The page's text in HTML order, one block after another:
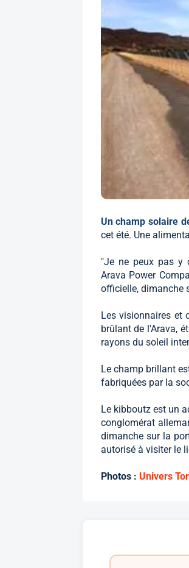
Un champ solaire
cet été. Une
"Je ne peux pas y
Arava Power
officielle, dimanche
Les visionnaires et
brûlant de l'Arava,
rayons du soleil
Le champ brillant
fabriquées par la
Le kibboutz est un
conglomérat
dimanche sur la
autorisé à visiter le
Photos : Univers